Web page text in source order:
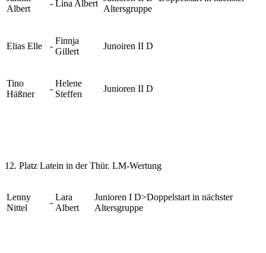
Albert
- Lina Albert
Altersgruppe
Elias Elle -
Finnja
Gillert
Junoiren II D
Tino
Häßner
-
Helene
Steffen
Junioren II D
12. Platz Latein in der Thür. LM-Wertung
Lenny
Nittel
-
Lara
Albert
Junioren I D>Doppelstart in nächster
Altersgruppe